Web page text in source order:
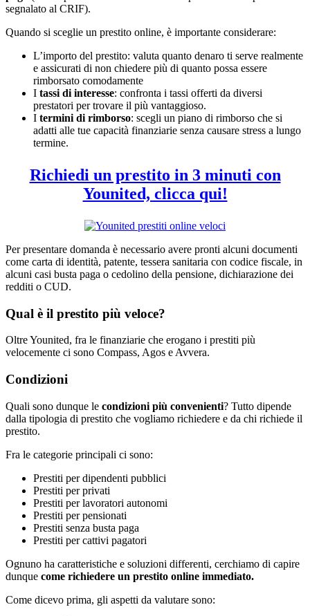
segnalato al CRIF).
Quando si sceglie un prestito online, è importante considerare:
L’importo del prestito: valuta quanto denaro ti serve realmente
e assicurati di non chiedere più di quanto possa essere
rimborsato comodamente
I tassi di interesse: confronta i tassi offerti da diversi
prestatori per trovare il più vantaggioso.
I termini di rimborso: scegli un piano di rimborso che si
adatti alle tue capacità finanziarie senza causare stress a lungo
termine.
Richiedi un prestito in 3 minuti con
Younited, clicca qui!
Per presentare domanda è necessario avere pronti alcuni documenti
come carta di identità, patente, tessera sanitaria con codice fiscale, in
alcuni casi busta paga o cedolino della pensione, dichiarazione dei
redditi o CUD.
Qual è il prestito più veloce?
Oltre Younited, fra le finanziarie che erogano i prestiti più
velocemente ci sono Compass, Agos e Avvera.
Condizioni
Quali sono dunque le condizioni più convenienti? Tutto dipende
dalla tipologia di prestito che vogliamo richiedere e da chi richiede il
prestito.
Fra le categorie principali ci sono:
Prestiti per dipendenti pubblici
Prestiti per privati
Prestiti per lavoratori autonomi
Prestiti per pensionati
Prestiti senza busta paga
Prestiti per cattivi pagatori
Ognuno ha caratteristiche e soluzioni differenti, cerchiamo di capire
dunque come richiedere un prestito online immediato.
Come dicevo prima, gli aspetti da valutare sono: